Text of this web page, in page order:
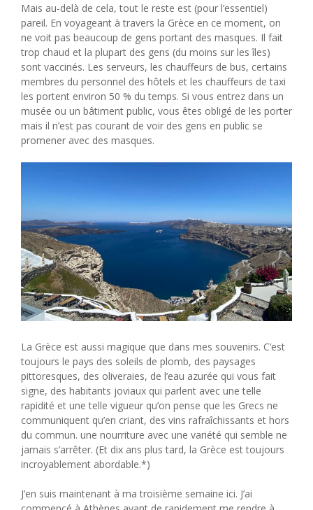
Mais au-delà de cela, tout le reste est (pour l’essentiel)
pareil. En voyageant à travers la Grèce en ce moment, on
ne voit pas beaucoup de gens portant des masques. Il fait
trop chaud et la plupart des gens (du moins sur les îles)
sont vaccinés. Les serveurs, les chauffeurs de bus, certains
membres du personnel des hôtels et les chauffeurs de taxi
les portent environ 50 % du temps. Si vous entrez dans un
musée ou un bâtiment public, vous êtes obligé de les porter
mais il n’est pas courant de voir des gens en public se
promener avec des masques.
La Grèce est aussi magique que dans mes souvenirs. C’est
toujours le pays des soleils de plomb, des paysages
pittoresques, des oliveraies, de l’eau azurée qui vous fait
signe, des habitants joviaux qui parlent avec une telle
rapidité et une telle vigueur qu’on pense que les Grecs ne
communiquent qu’en criant, des vins rafraîchissants et hors
du commun. une nourriture avec une variété qui semble ne
jamais s’arrêter. (Et dix ans plus tard, la Grèce est toujours
incroyablement abordable.*)
J’en suis maintenant à ma troisième semaine ici. J’ai